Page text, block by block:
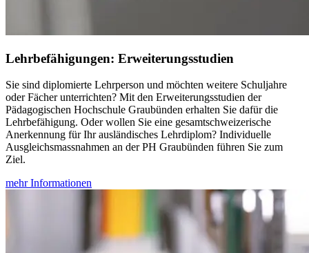
Lehrbefähigungen: Erweiterungsstudien
Sie sind diplomierte Lehrperson und möchten weitere Schuljahre
oder Fächer unterrichten? Mit den Erweiterungsstudien der
Pädagogischen Hochschule Graubünden erhalten Sie dafür die
Lehrbefähigung. Oder wollen Sie eine gesamtschweizerische
Anerkennung für Ihr ausländisches Lehrdiplom? Individuelle
Ausgleichsmassnahmen an der PH Graubünden führen Sie zum
Ziel.
mehr Informationen